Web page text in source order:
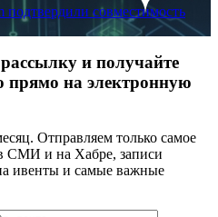
совместимость
и получайте
на электронную
Отправляем только самое
СМИ и на Хабре, записи
ивенты и самые важные